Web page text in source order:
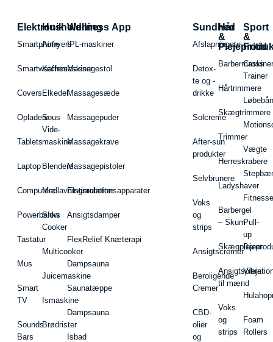
Elektronik
Smartphone
Smartwatches
Covers
Opladere
Tablets
Laptop
Computere
Powerbanks
Tastatur
Mus
Smart
TV
Sounds
Bars
Husholdning
Airfryers
Kaffemaskiner
Elkedel
Sous
Vide-
maskine
Blendere
Madlavningsrobotter
Slow
Cooker
Multicooker
Juicemaskine
Ismaskine
Brødrister
Wellness App
IPL-maskiner
Massagestol
Massagesæde
Massagepuder
Massagekrave
Massagepistoler
Elstimulationsapparater
Ansigtsdamper
FlexRelief Knæterapi
Dampsauna
Saunatæppe
Dampsauna
Isbad
Sundhed
Afslapningste
Detox-
te og -
drikke
Solcreme
After-sun
produkter
Selvbrunere
Voks
og
strips
Ansigtscremer
Beroligende
Cremer
CBD-
olier
og
Hår
&
Hårtrimmere
Skægtrimmere
Trimmer
Herreskrabere
Ladyshaver
Barbergel
– Skum
Ansigtspleje
til mænd
Voks
og
strips
Sport
&
Fritid
Cross
Trainer
Vægte
Pull-
up
Barer
Foam
Rollers